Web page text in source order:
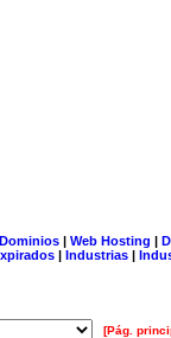
| Web Hosting |
| Industrias |
[Pág.